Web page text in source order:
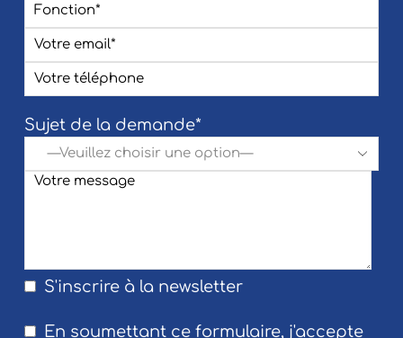
Sujet de la demande*
S'inscrire à la newsletter
En soumettant ce formulaire, j'accepte